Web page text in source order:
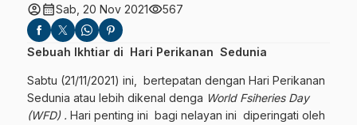
account_circlecalendar_monthSab, 20 Nov 2021visibility567
Sebuah Ikhtiar di Hari Perikanan Sedunia
Sabtu (21/11/2021) ini, bertepatan dengan Hari Perikanan
Sedunia atau lebih dikenal denga World Fsiheries Day
(WFD) . Hari penting ini bagi nelayan ini diperingati oleh